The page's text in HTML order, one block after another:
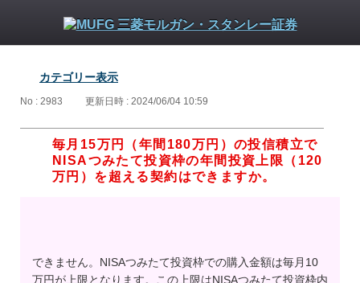
カテゴリー表示
No : 2983 更新日時 : 2024/06/04 10:59
毎月15万円（年間180万円）の投信積立で
NISAつみたて投資枠の年間投資上限（120
万円）を超える契約はできますか。
できません。NISAつみたて投資枠での購入金額は毎月10
万円が上限となります。この上限はNISAつみたて投資枠内